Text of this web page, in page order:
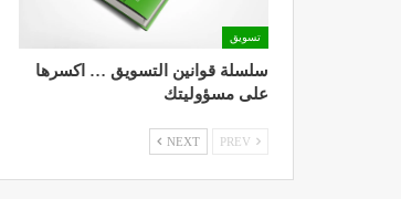
تسويق
سلسلة قوانين التسويق … اكسرها
على مسؤوليتك
NEXT